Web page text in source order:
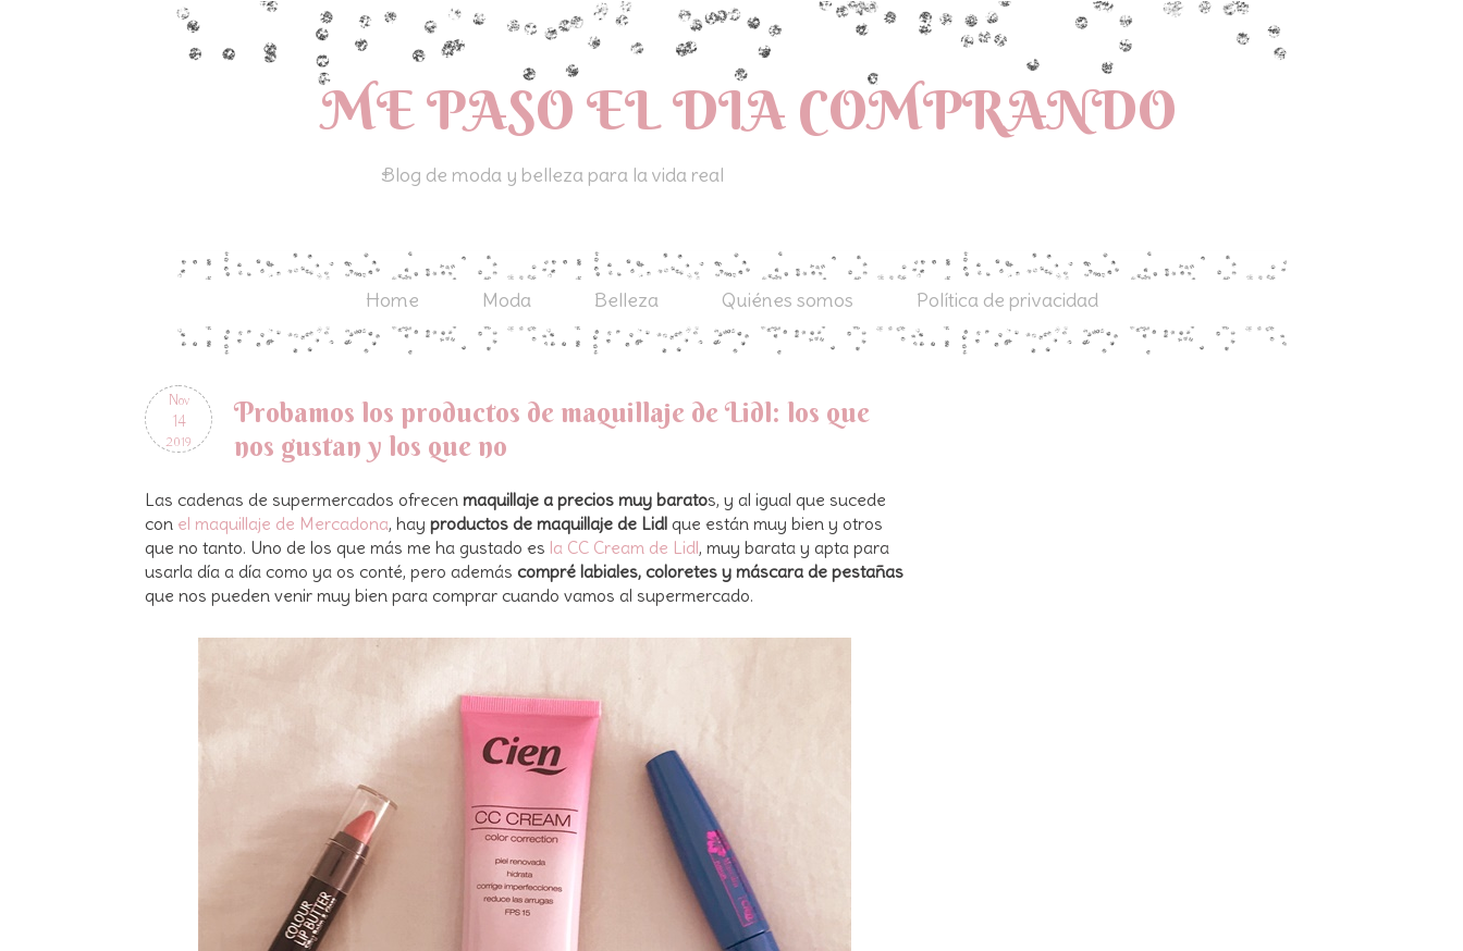
ME PASO EL DIA COMPRANDO
Blog de moda y belleza para la vida real
Home Moda Belleza Quiénes somos Política de privacidad
Nov
14
2019
Probamos los productos de maquillaje de Lidl: los que
nos gustan y los que no
Las cadenas de supermercados ofrecen maquillaje a precios muy baratos, y al igual que sucede
con el maquillaje de Mercadona, hay productos de maquillaje de Lidl que están muy bien y otros
que no tanto. Uno de los que más me ha gustado es la CC Cream de Lidl, muy barata y apta para
usarla día a día como ya os conté, pero además compré labiales, coloretes y máscara de pestañas
que nos pueden venir muy bien para comprar cuando vamos al supermercado.